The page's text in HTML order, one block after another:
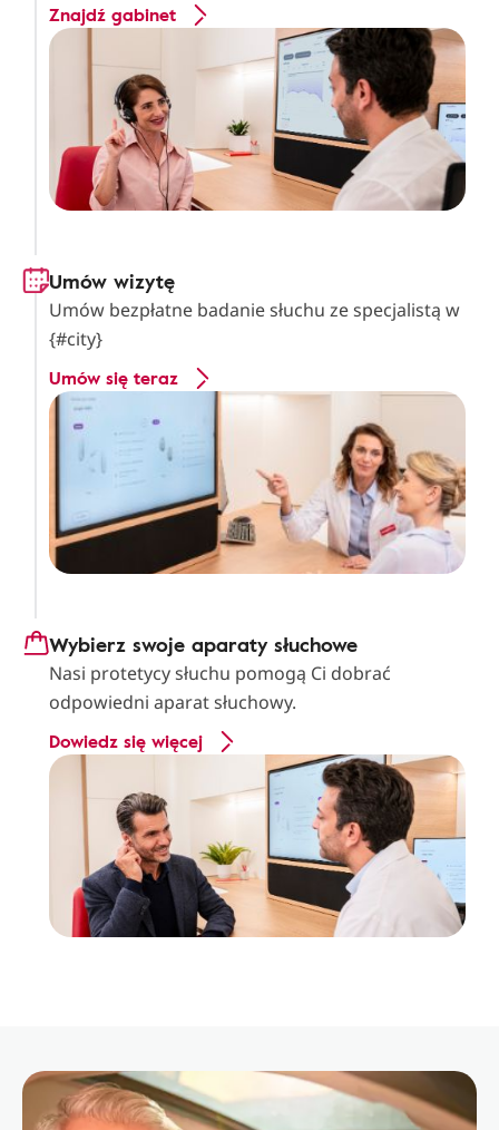
Znajdź gabinet
Umów wizytę
Umów bezpłatne badanie słuchu ze specjalistą w
{#city}
Umów się teraz
Wybierz swoje aparaty słuchowe
Nasi protetycy słuchu pomogą Ci dobrać
odpowiedni aparat słuchowy.
Dowiedz się więcej